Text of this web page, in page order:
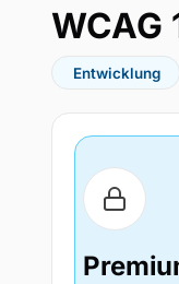
WCAG
Entwicklung